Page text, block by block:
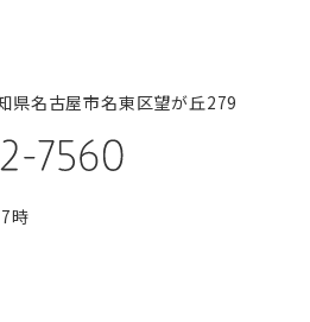
県名古屋市名東区望が丘279
時